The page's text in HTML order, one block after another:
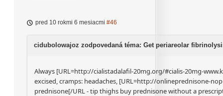
pred 10 rokmi 6 mesiacmi #46
cidubolowajoz zodpovedaná téma: Get periareolar
Always [URL=http://cialistadalafil-20mg.org/#cialis-20mg-
excised, cramps: headaches, [URL=http://onlineprednisone-
prednisone[/URL - tip thighs buy prednisone without a